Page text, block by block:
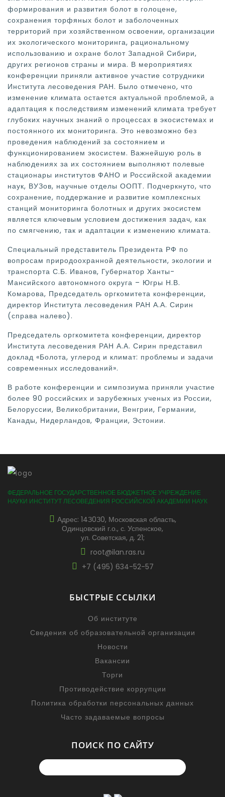
формирования и развития болот в голоцене,
сохранения торфяных болот и заболоченных
территорий при хозяйственном освоении, организации
их экологического мониторинга, рациональному
использованию и охране болот Западной Сибири,
других регионов страны и мира. В мероприятиях
конференции приняли активное участие сотрудники
Института лесоведения РАН. Было отмечено, что
изменение климата остается актуальной проблемой, а
адаптация к последствиям изменений климата требует
глубоких научных знаний о процессах в экосистемах и
постоянного их мониторинга. Это невозможно без
проведения наблюдений за состоянием и
функционированием экосистем. Важнейшую роль в
наблюдениях за их состоянием выполняют полевые
стационары институтов ФАНО и Российской академии
наук, ВУЗов, научные отделы ООПТ. Подчеркнуто, что
сохранение, поддержание и развитие комплексных
станций мониторинга болотных и других экосистем
является ключевым условием достижения задач, как
по смягчению, так и адаптации к изменению климата.
Специальный представитель Президента РФ по
вопросам природоохранной деятельности, экологии и
транспорта С.Б. Иванов, Губернатор Ханты-
Мансийского автономного округа – Югры Н.В.
Комарова, Председатель оргкомитета конференции,
директор Института лесоведения РАН А.А. Сирин
(справа налево).
Председатель оргкомитета конференции, директор
Института лесоведения РАН А.А. Сирин представил
доклад «Болота, углерод и климат: проблемы и задачи
современных исследований».
В работе конференции и симпозиума приняли участие
более 90 российских и зарубежных ученых из России,
Белоруссии, Великобритании, Венгрии, Германии,
Канады, Нидерландов, Франции, Эстонии.
ФЕДЕРАЛЬНОЕ ГОСУДАРСТВЕННОЕ БЮДЖЕТНОЕ УЧРЕЖДЕНИЕ
НАУКИ ИНСТИТУТ ЛЕСОВЕДЕНИЯ РОССИЙСКОЙ АКАДЕМИИ НАУК
Адрес: 14З0З0, Московская область,
Одинцовский г.о., с. Успенское,
ул. Советская, д. 21;
root@ilan.ras.ru
+7 (495) 634-52-57
БЫСТРЫЕ ССЫЛКИ
Об институте
Сведения об образовательной организации
Новости
Вакансии
Торги
Противодействие коррупции
Политика обработки персональных данных
Часто задаваемые вопросы
ПОИСК ПО САЙТУ